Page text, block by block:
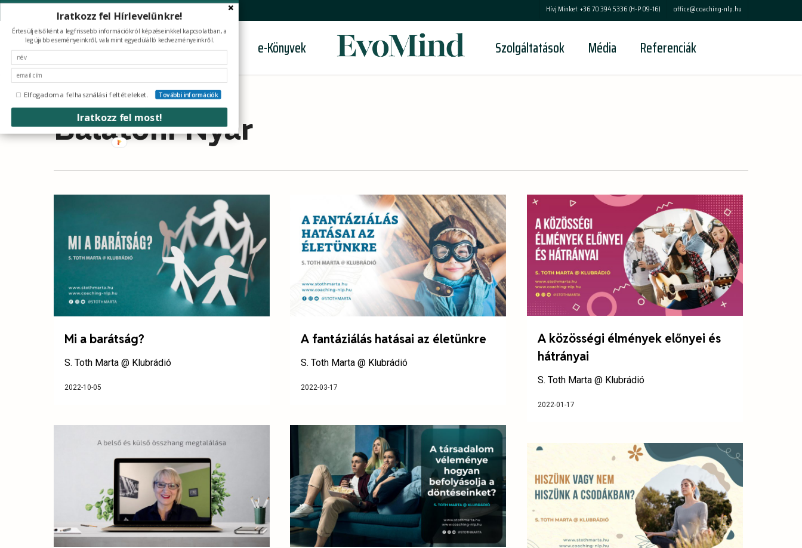
Skip
to
main
content
facebookyoutubeinstagramtiktok Hívj Minket: +36 70 394 5336 (H-P 09-16) office@coaching-nlp.hu
Képzések e-Könyvek Szolgáltatások Média Referenciák
Tag
Balatoni Nyár
Mi a barátság?
S. Toth Marta @ Klubrádió
2022-10-05
A fantáziálás hatásai az életünkre
S. Toth Marta @ Klubrádió
2022-03-17
A közösségi élmények előnyei és
hátrányai
S. Toth Marta @ Klubrádió
2022-01-17
Iratkozz fel Hírlevelünkre!
Értesülj elsőként a legfrissebb információkról képzéseinkkel kapcsolatban, a
legújabb eseményeinkről, valamint egyedülálló kedvezményeinkről.
Iratkozz fel most!
Elfogadom a felhasználási feltételeket. További információk